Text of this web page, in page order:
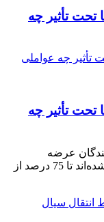
تحت تأثیر چه
تحت تأثیر چه
سال 2025، فروشندگان عرضه
شیلنگ‌های صادراتی تا به امروز موفق شده‌اند تا 75 درصد از